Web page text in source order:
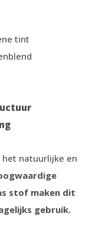
tint
natuurlijke en
stof maken dit
gebruik.